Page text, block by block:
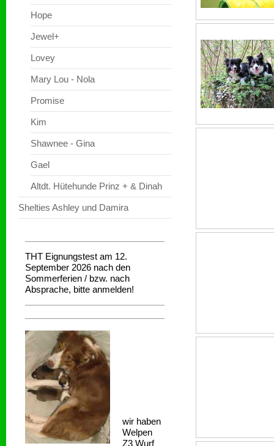
Hope
Jewel+
Lovey
Mary Lou - Nola
Promise
Kim
Shawnee - Gina
Gael
Altdt. Hütehunde Prinz + & Dinah
Shelties Ashley und Damira
THT Eignungstest am 12.
September 2026 nach den
Sommerferien / bzw. nach
Absprache, bitte anmelden!
wir haben
Welpen
Z3 Wurf